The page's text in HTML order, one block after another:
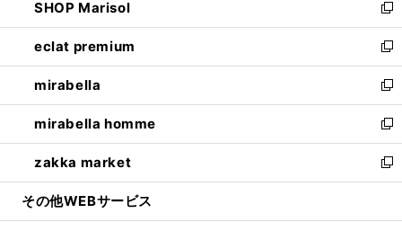
く
で
開
く
ド
ウ
で
開
く
ィ
ン
ド
ウ
で
開
く
い
ウ
ィ
ン
ド
ウ
で
開
く
SHOP Marisol
新
し
い
ウ
ィ
ン
ド
ウ
で
開
eclat premium
新
し
い
ウ
ィ
ン
ド
ウ
開
mirabella
新
し
い
ウ
ィ
ン
ウ
mirabella homme
新
し
い
ウ
ン
zakka market
新
し
ウ
その他WEBサービス